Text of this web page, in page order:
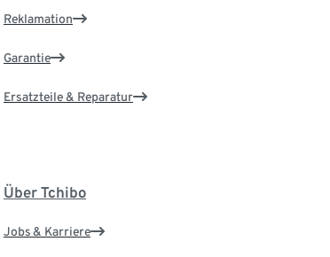
Reklamation
Garantie
Ersatzteile & Reparatur
Über Tchibo
Jobs & Karriere